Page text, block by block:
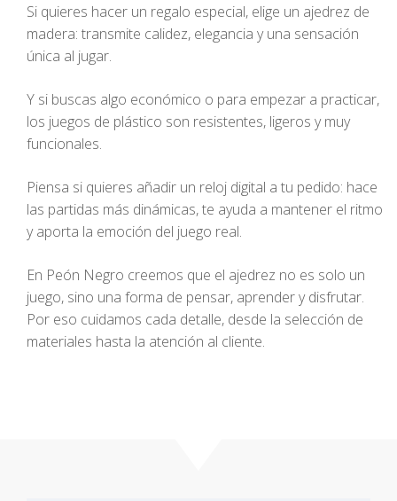
Si quieres hacer un regalo especial, elige un ajedrez de
madera: transmite calidez, elegancia y una sensación
única al jugar.
Y si buscas algo económico o para empezar a practicar,
los juegos de plástico son resistentes, ligeros y muy
funcionales.
Piensa si quieres añadir un reloj digital a tu pedido: hace
las partidas más dinámicas, te ayuda a mantener el ritmo
y aporta la emoción del juego real.
En Peón Negro creemos que el ajedrez no es solo un
juego, sino una forma de pensar, aprender y disfrutar.
Por eso cuidamos cada detalle, desde la selección de
materiales hasta la atención al cliente.